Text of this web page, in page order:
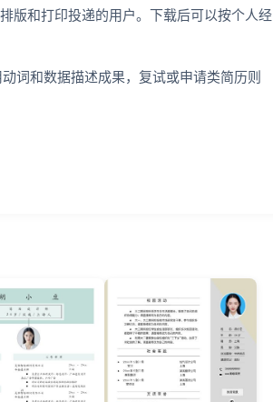
版和打印投递的用户。下载后可以按个人经
词和数据描述成果，复试或申请类简历则